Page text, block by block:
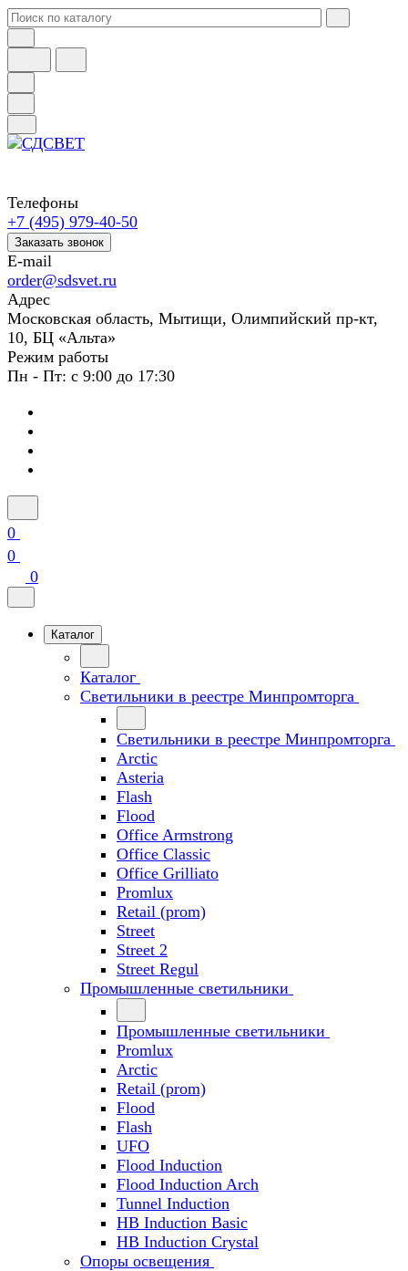
Телефоны
+7 (495) 979-40-50
Заказать звонок
E-mail
order@sdsvet.ru
Адрес
Московская область, Мытищи, Олимпийский пр-кт,
10, БЦ «Альта»
Режим работы
Пн - Пт: с 9:00 до 17:30
0
0
0
Каталог
Каталог
Светильники в реестре Минпромторга
Светильники в реестре Минпромторга
Arctic
Asteria
Flash
Flood
Office Armstrong
Office Classic
Office Grilliato
Promlux
Retail (prom)
Street
Street 2
Street Regul
Промышленные светильники
Промышленные светильники
Promlux
Arctic
Retail (prom)
Flood
Flash
UFO
Flood Induction
Flood Induction Arch
Tunnel Induction
HB Induction Basic
HB Induction Crystal
Опоры освещения